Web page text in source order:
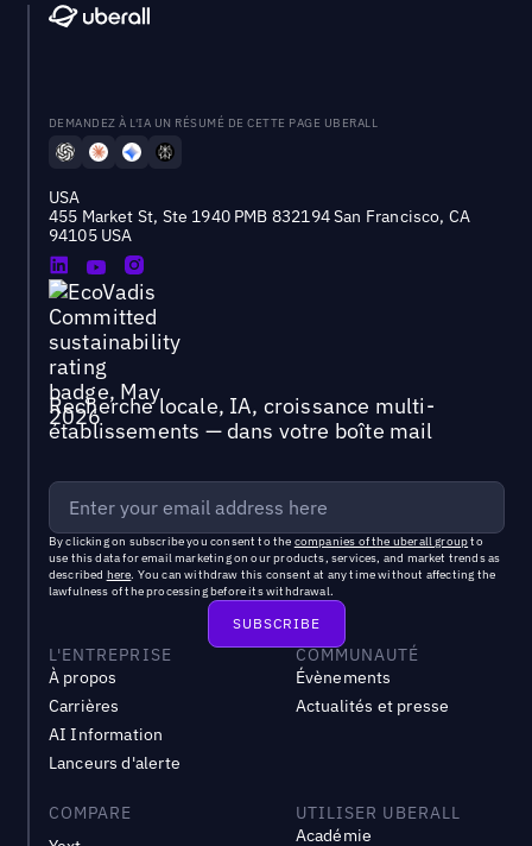
DEMANDEZ À L'IA UN RÉSUMÉ DE CETTE PAGE UBERALL
USA
455 Market St, Ste 1940 PMB 832194 San Francisco, CA
94105 USA
Recherche locale, IA, croissance multi-
établissements — dans votre boîte mail
By clicking on subscribe you consent to the companies of the uberall groupto
use this data for email marketing on our products, services, and market trends as
described here. You can withdraw this consent at any time without affecting the
lawfulness of the processing before its withdrawal.
L'ENTREPRISE
À propos
Carrières
AI Information
Lanceurs d'alerte
COMMUNAUTÉ
Évènements
Actualités et presse
COMPARE
UTILISER UBERALL
Académie